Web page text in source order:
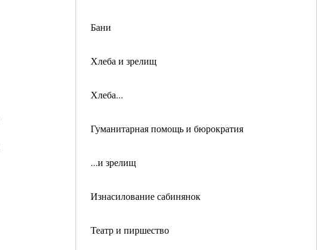
Бани
Хлеба и зрелищ
Хлеба...
Гуманитарная помощь и бюрократия
...и зрелищ
Изнасилование сабинянок
Театр и пиршество